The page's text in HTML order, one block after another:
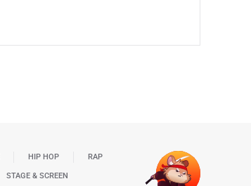
HIP HOP RAP
STAGE & SCREEN